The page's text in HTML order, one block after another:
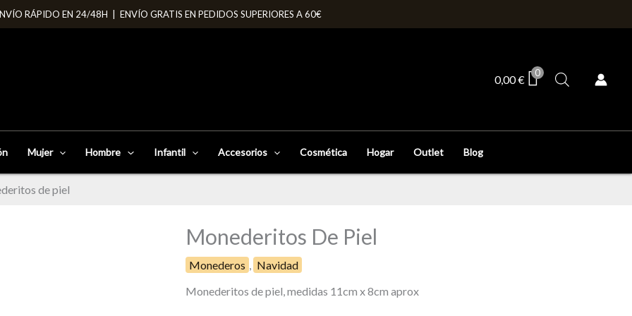
RÁPIDO EN 24/48H | ENVÍO GRATIS EN PEDIDOS SUPERIORES A 60€
0,00€ 0
Mujer Hombre Infantil Accesorios Cosmética Hogar Outlet Blog
de piel
Monederitos De Piel
Monederos , Navidad
Monederitos de piel, medidas 11cm x 8cm aprox
Monederitos
piel
cantidad